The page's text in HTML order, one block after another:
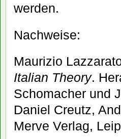
werden.
Nachweise:
Maurizio
Italian Theory.
Schomacher und
Daniel Creutz,
Merve Verlag,